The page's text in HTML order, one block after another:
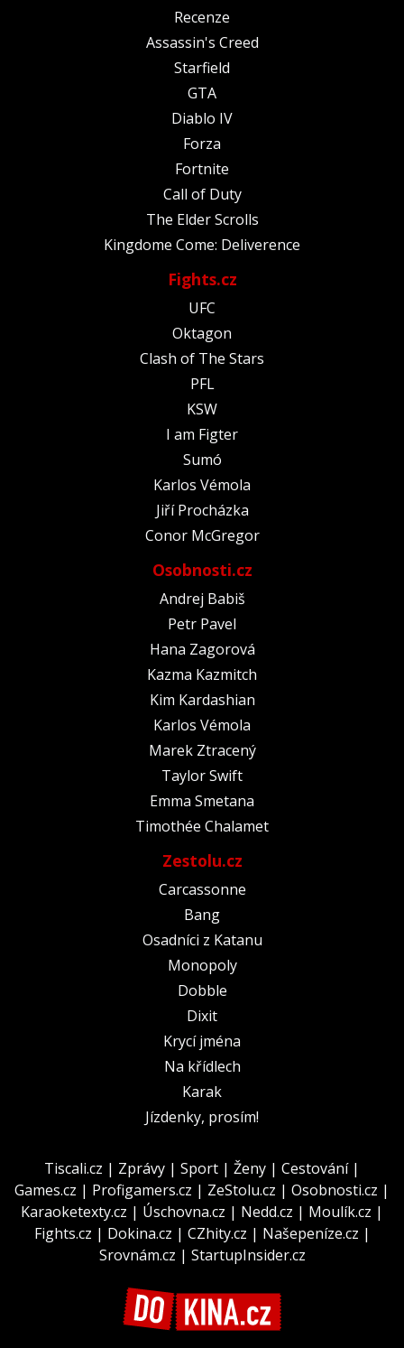
Recenze
Assassin's Creed
Starfield
GTA
Diablo IV
Forza
Fortnite
Call of Duty
The Elder Scrolls
Kingdome Come: Deliverence
Fights.cz
UFC
Oktagon
Clash of The Stars
PFL
KSW
I am Figter
Sumó
Karlos Vémola
Jiří Procházka
Conor McGregor
Osobnosti.cz
Andrej Babiš
Petr Pavel
Hana Zagorová
Kazma Kazmitch
Kim Kardashian
Karlos Vémola
Marek Ztracený
Taylor Swift
Emma Smetana
Timothée Chalamet
Zestolu.cz
Carcassonne
Bang
Osadníci z Katanu
Monopoly
Dobble
Dixit
Krycí jména
Na křídlech
Karak
Jízdenky, prosím!
Tiscali.cz | Zprávy | Sport | Ženy | Cestování|
Games.cz | Profigamers.cz | ZeStolu.cz | Osobnosti.cz |
Karaoketexty.cz | Úschovna.cz | Nedd.cz | Moulík.cz |
Fights.cz | Dokina.cz | CZhity.cz | Našepeníze.cz |
Srovnám.cz | StartupInsider.cz